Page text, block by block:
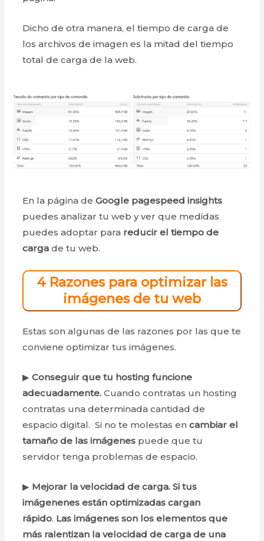
Dicho de otra manera, el tiempo de carga de
los archivos de imagen es la mitad del tiempo
total de carga de la web.
En la página deGoogle pagespeed insights
puedes analizar tu web y ver que medidas
puedes adoptar para reducir el tiempo de
carga de tu web.
4 Razones para optimizar las
imágenes de tu web
Estas son algunas de las razones por las que te
conviene optimizar tus imágenes.
▶Conseguir que tu hosting funcione
adecuadamente. Cuando contratas un hosting
contratas una determinada cantidad de
espacio digital. Si no te molestas encambiar el
tamaño de las imágenes puede que tu
servidor tenga problemas de espacio.
▶ Mejorar la velocidad de carga. Si tus
imágenenes están optimizadas cargan
rápido. Las imágenes son los elementos que
más ralentizan la velocidad de carga de una